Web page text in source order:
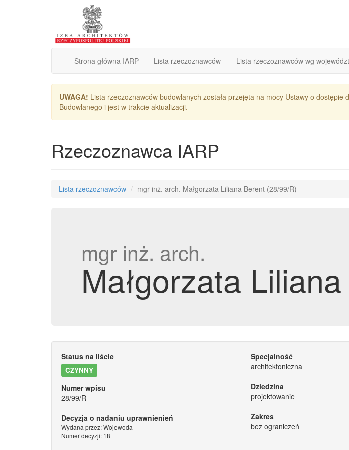
Strona główna IARP Lista rzeczoznawców Lista rzeczoznawców wg
UWAGA! Lista rzeczoznawców budowlanych została przejęta na mocy Ustawy o
Budowlanego i jest w trakcie aktualizacji.
Rzeczoznawca IARP
Lista rzeczoznawców mgr inż. arch. Małgorzata Liliana Berent (28/99/R)
mgr inż. arch.
Małgorzata
Status na liście
CZYNNY
Numer wpisu
28/99/R
Decyzja o nadaniu uprawnienień
Wydana przez: Wojewoda
Numer decyzji: 18
Specjalność
architektoniczna
Dziedzina
projektowanie
Zakres
bez ograniczeń